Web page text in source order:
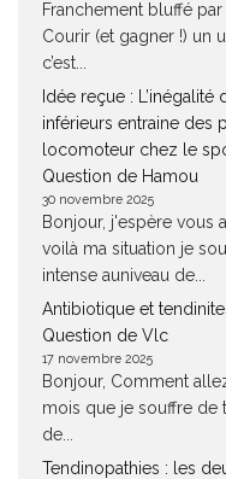
Franchement bluffé
Courir (et gagner !) un
c’est...
Idée reçue :
inférieurs entraine des
locomoteur chez le
Question de Hamou
30 novembre 2025
Bonjour, j'espère vous
voilà ma situation je
intense auniveau de...
Antibiotique et
Question de Vlc
17 novembre 2025
Bonjour, Comment
mois que je souffre de
de...
Tendinopathies : les